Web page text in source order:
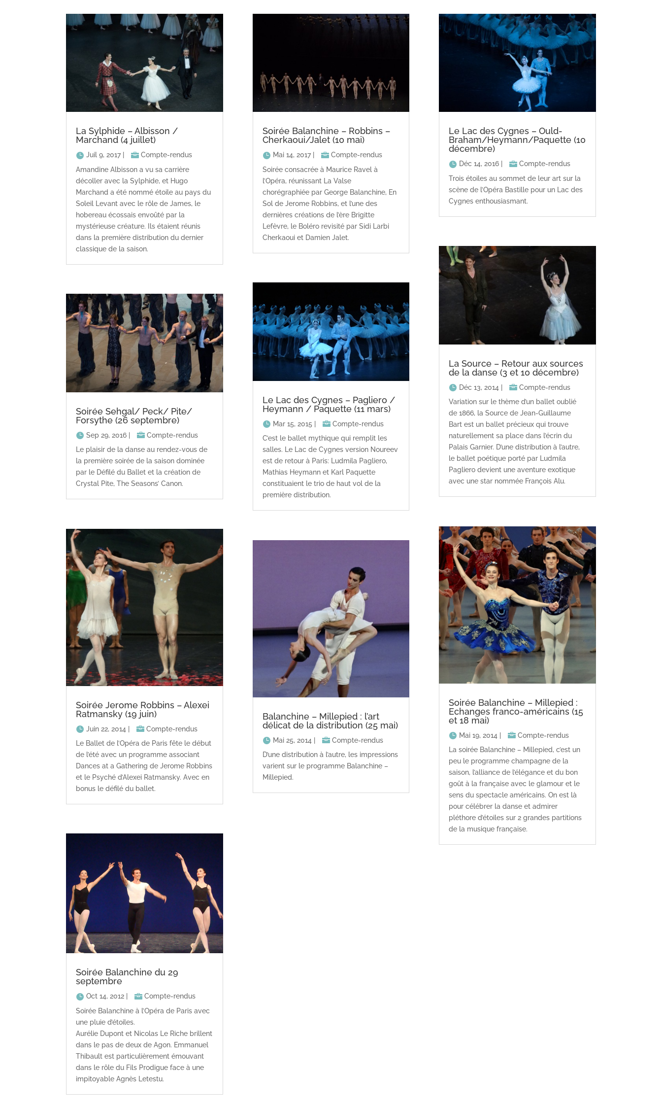
La Sylphide – Albisson /
Marchand (4 juillet)
Juil 9, 2017|
Compte-rendus
Amandine Albisson a vu sa carrière
décoller avec la Sylphide, et Hugo
Marchand a été nommé étoile au pays du
Soleil Levant avec le rôle de James, le
hobereau écossais envoûté par la
mystérieuse créature. Ils étaient réunis
dans la première distribution du dernier
classique de la saison.
Soirée Sehgal/ Peck/ Pite/
Forsythe (26 septembre)
Sep 29, 2016 |
Compte-rendus
Le plaisir de la danse au rendez-vous de
la première soirée de la saison dominée
par le Défilé du Ballet et la création de
Crystal Pite, The Seasons’ Canon.
Soirée Jerome Robbins – Alexei
Ratmansky (19 juin)
Juin 22, 2014 |
Compte-rendus
Le Ballet de l’Opéra de Paris fête le début
de l’été avec un programme associant
Dances at a Gathering de Jerome Robbins
et le Psyché d’Alexei Ratmansky. Avec en
bonus le défilé du ballet.
Soirée Balanchine du 29
septembre
Oct 14, 2012
Compte-rendus
Soirée Balanchine à l’Opéra de Paris avec
une pluie d’étoiles.
Aurélie Dupont et Nicolas Le Riche brillent
dans le pas de deux de Agon. Emmanuel
Thibault est particulièrement émouvant
dans le rôle du Fils Prodigue face à une
impitoyable Agnès Letestu.
Soirée Balanchine – Robbins –
Cherkaoui/Jalet (10 mai)
Mai 14, 2017|
Compte-rendus
Soirée consacrée à Maurice Ravel à
l’Opéra, réunissant La Valse
chorégraphiée par George Balanchine, En
Sol de Jerome Robbins, et l’une des
dernières créations de l’ère Brigitte
Lefèvre, le Boléro revisité par Sidi Larbi
Cherkaoui et Damien Jalet.
Le Lac des Cygnes – Pagliero /
Heymann / Paquette (11 mars)
Mar 15, 2015 |
Compte-rendus
C’est le ballet mythique qui remplit les
salles. Le Lac de Cygnes version Noureev
est de retour à Paris: Ludmila Pagliero,
Mathias Heymann et Karl Paquette
constituaient le trio de haut vol de la
première distribution.
Balanchine – Millepied : l’art
délicat de la distribution (25 mai)
Mai 25, 2014 |
Compte-rendus
D’une distribution à l’autre, les impressions
varient sur le programme Balanchine –
Millepied.
Le Lac des Cygnes – Ould-
Braham/Heymann/Paquette (10
décembre)
Déc 14, 2016|
Compte-rendus
Trois étoiles au sommet de leur art sur la
scène de l’Opéra Bastille pour un Lac des
Cygnes enthousiasmant.
La Source – Retour aux sources
de la danse (3 et 10 décembre)
Déc 13, 2014 |
Compte-rendus
Variation sur le thème d’un ballet oublié
de 1866, la Source de Jean-Guillaume
Bart est un ballet précieux qui trouve
naturellement sa place dans l’écrin du
Palais Garnier. D’une distribution à l’autre,
le ballet poétique porté par Ludmila
Pagliero devient une aventure exotique
avec une star nommée François Alu.
Soirée Balanchine – Millepied :
Echanges franco-américains (15
et 18 mai)
Mai 19, 2014 |
Compte-rendus
La soirée Balanchine – Millepied, c’est un
peu le programme champagne de la
saison, l’alliance de l’élégance et du bon
goût à la française avec le glamour et le
sens du spectacle américains. On est là
pour célébrer la danse et admirer
pléthore d’étoiles sur 2 grandes partitions
de la musique française.